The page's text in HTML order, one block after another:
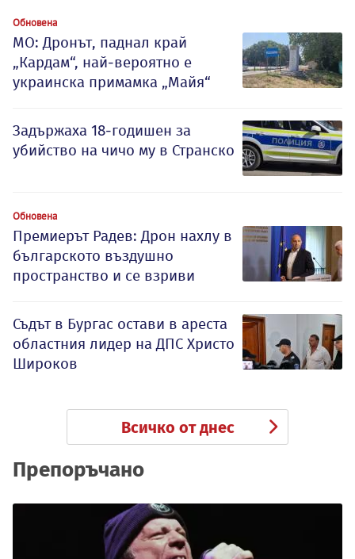
Обновена
МО: Дронът, паднал край
„Кардам“, най-вероятно е
украинска примамка „Майя“
Задържаха 18-годишен за
убийство на чичо му в Странско
Обновена
Премиерът Радев: Дрон нахлу в
българското въздушно
пространство и се взриви
Съдът в Бургас остави в ареста
областния лидер на ДПС Христо
Широков
Всичко от днес
Препоръчано